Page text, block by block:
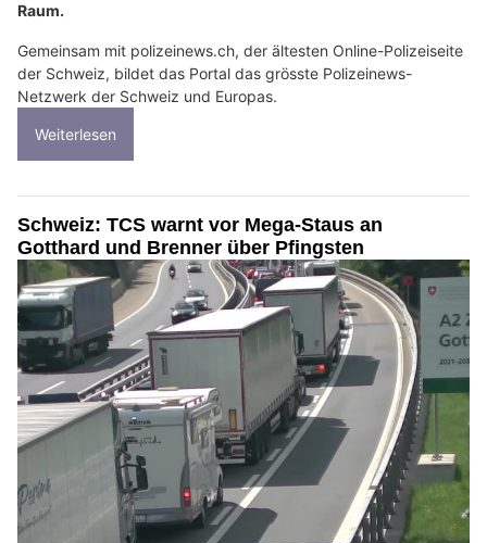
Raum.
Gemeinsam mit polizeinews.ch, der ältesten Online-Polizeiseite
der Schweiz, bildet das Portal das grösste Polizeinews-
Netzwerk der Schweiz und Europas.
Weiterlesen
Schweiz: TCS warnt vor Mega-Staus an
Gotthard und Brenner über Pfingsten